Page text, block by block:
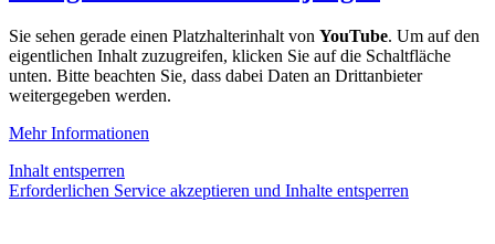
Sie sehen gerade einen Platzhalterinhalt von YouTube. Um auf den
eigentlichen Inhalt zuzugreifen, klicken Sie auf die Schaltfläche
unten. Bitte beachten Sie, dass dabei Daten an Drittanbieter
weitergegeben werden.
Mehr Informationen
Inhalt entsperren
Erforderlichen Service akzeptieren und Inhalte entsperren